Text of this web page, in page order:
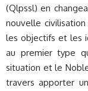
(Qlpssl) en
nouvelle civilisation
les objectifs et les
au premier type
situation et le
travers apporter